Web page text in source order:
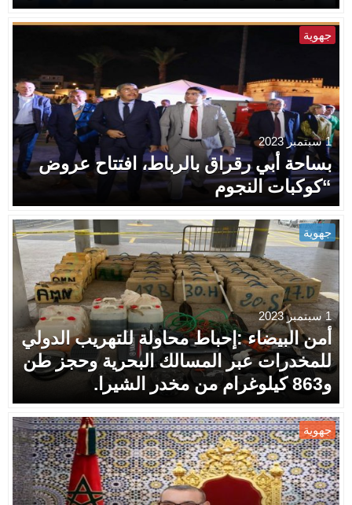
جهوية
1 سبتمبر 2023
بساحة أبي رقراق بالرباط، افتتاح عروض
“كوكبات النجوم
جهوية
1 سبتمبر 2023
أمن البيضاء :إحباط محاولة للتهريب الدولي
للمخدرات عبر المسالك البحرية وحجز طن
و863 كيلوغرام من مخدر الشيرا.
جهوية